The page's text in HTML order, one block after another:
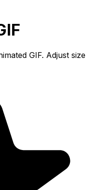
GIF. Adjust size